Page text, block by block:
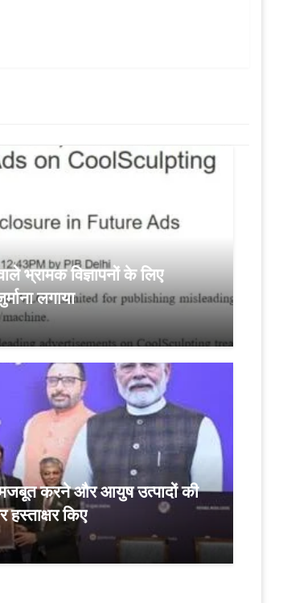
भ्रामक विज्ञापनों के लिए
लगाया
करने और आयुष उत्पादों की
हस्ताक्षर किए